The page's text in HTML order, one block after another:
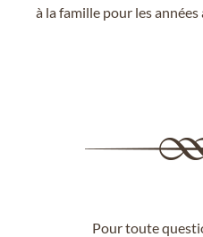
à la famille pour les années
Pour toute